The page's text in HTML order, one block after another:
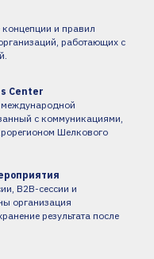
концепции и правил
работающих с
Center
международной
с коммуникациями,
Шелкового
B2B-сессии и
организация
результата после